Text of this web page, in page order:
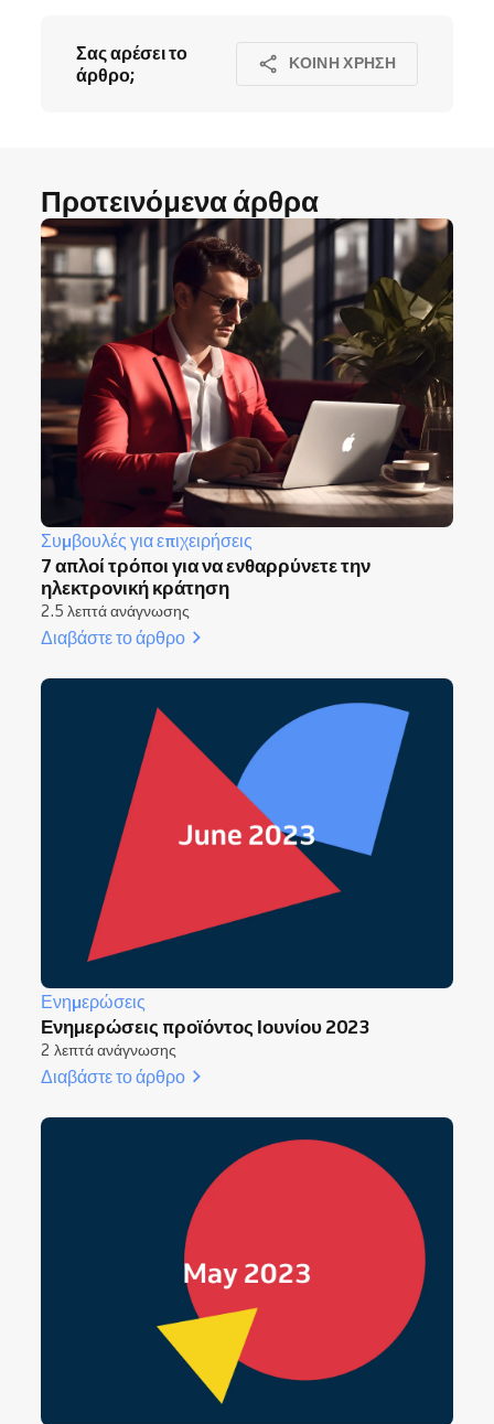
Σας αρέσει το
άρθρο;
ΚΟΙΝΉ ΧΡΉΣΗ
Προτεινόμενα άρθρα
Συμβουλές για επιχειρήσεις
7 απλοί τρόποι για να ενθαρρύνετε την
ηλεκτρονική κράτηση
2.5 λεπτά ανάγνωσης
Διαβάστε το άρθρο
Ενημερώσεις
Ενημερώσεις προϊόντος Ιουνίου 2023
2 λεπτά ανάγνωσης
Διαβάστε το άρθρο